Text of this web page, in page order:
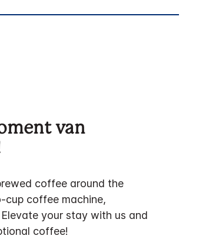
van
coffee around the
coffee machine,
your stay with us and
coffee!